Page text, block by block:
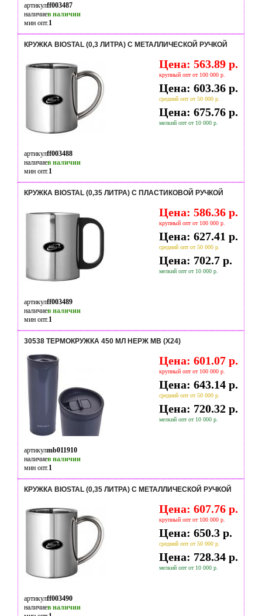
артикулff003487
наличиев наличии
мин опт.1
КРУЖКА BIOSTAL (0,3 ЛИТРА) C МЕТАЛЛИЧЕСКОЙ РУЧКОЙ
Цена: 563.89 р.
крупный опт от 100 000 р.
Цена: 603.36 р.
средний опт от 50 000 р.
Цена: 675.76 р.
мелкий опт от 10 000 р.
артикулff003488
наличиев наличии
мин опт.1
КРУЖКА BIOSTAL (0,35 ЛИТРА) С ПЛАСТИКОВОЙ РУЧКОЙ
Цена: 586.36 р.
крупный опт от 100 000 р.
Цена: 627.41 р.
средний опт от 50 000 р.
Цена: 702.7 р.
мелкий опт от 10 000 р.
артикулff003489
наличиев наличии
мин опт.1
30538 ТЕРМОКРУЖКА 450 МЛ НЕРЖ MB (Х24)
Цена: 601.07 р.
крупный опт от 100 000 р.
Цена: 643.14 р.
средний опт от 50 000 р.
Цена: 720.32 р.
мелкий опт от 10 000 р.
артикулmb011910
наличиев наличии
мин опт.1
КРУЖКА BIOSTAL (0,35 ЛИТРА) C МЕТАЛЛИЧЕСКОЙ РУЧКОЙ
Цена: 607.76 р.
крупный опт от 100 000 р.
Цена: 650.3 р.
средний опт от 50 000 р.
Цена: 728.34 р.
мелкий опт от 10 000 р.
артикулff003490
наличиев наличии